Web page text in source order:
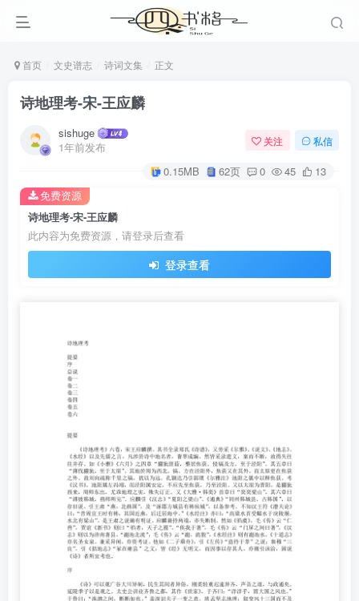
首页 文史谱志 诗词文集 正文
诗地理考-宋-王应麟
sishuge
1年前发布
关注 私信
0.15MB 62页 0 45 13
诗地理考-宋-王应麟
此内容为免费资源，请登录后查看
登录查看
免费资源